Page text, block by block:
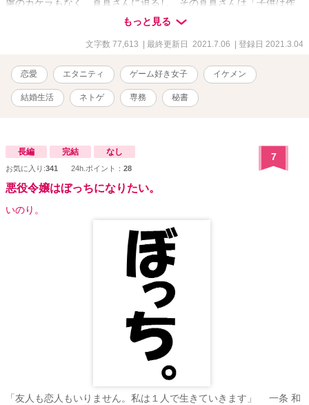
慮のカケラもなく、直真さんに迫るし、その直真さんは「子供は作
らない」と言い出した。 もしかして、これって離婚危機―――！？
★視点切り替えあります。 ★R-18には※R-18マークをつけます。飛
ばして読むことも可能です。 ★『ネトゲ女子は社長の求愛を拒む』
長は～コミカライズされました】 【規約のため、引き下げました。
他サイトのみの掲載となります】
もっと見る
文字数 77,613 | 最終更新日 2021.7.06 | 登録日 2021.3.04
恋愛 エタニティ ゲーム好き女子 イケメン
結婚生活 ネトゲ 専務 秘書
長編 完結 なし
お気に入り:341 24h.ポイント： 28
7
悪役令嬢はぼっちになりたい。
いのり。
「友人も恋人もいりません。私は１人で生きていきます」 一条 和